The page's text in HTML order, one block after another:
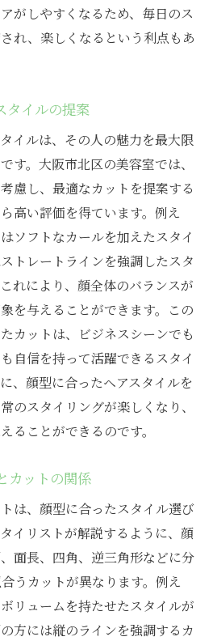
がしやすくなるため、毎日のス
れ、楽しくなるという利点もあ
タイルの提案
イルは、その人の魅力を最大限
す。大阪市北区の美容室では、
慮し、最適なカットを提案する
高い評価を得ています。例え
ソフトなカールを加えたスタイ
トレートラインを強調したスタ
れにより、顔全体のバランスが
を与えることができます。この
カットは、ビジネスシーンでも
自信を持って活躍できるスタイ
、顔型に合ったヘアスタイルを
のスタイリングが楽しくなり、
ることができるのです。
カットの関係
は、顔型に合ったスタイル選び
イリストが解説するように、顔
面長、四角、逆三角形などに分
うカットが異なります。例え
リュームを持たせたスタイルが
方には縦のラインを強調するカ